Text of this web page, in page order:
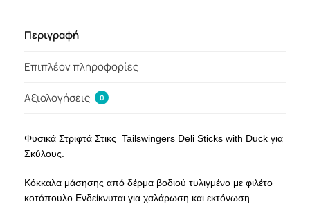
Περιγραφή
Επιπλέον πληροφορίες
Αξιολογήσεις 0
Φυσικά Στριφτά Στικς Tailswingers Deli Sticks with Duck για
Σκύλους.
Κόκκαλα μάσησης από δέρμα βοδιού τυλιγμένο με φιλέτο
κοτόπουλο.Ενδείκνυται για χαλάρωση και εκτόνωση.